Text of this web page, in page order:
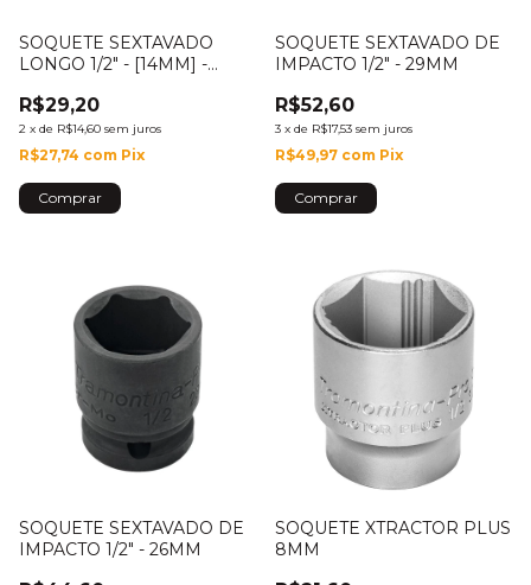
SOQUETE SEXTAVADO
LONGO 1/2" - [14MM] -
R$29,20
2 x de R$14,60 sem juros
R$27,74 com Pix
SOQUETE SEXTAVADO DE
IMPACTO 1/2" - 29MM
R$52,60
3 x de R$17,53 sem juros
R$49,97 com Pix
SOQUETE SEXTAVADO DE
IMPACTO 1/2" - 26MM
SOQUETE XTRACTOR PLUS
8MM